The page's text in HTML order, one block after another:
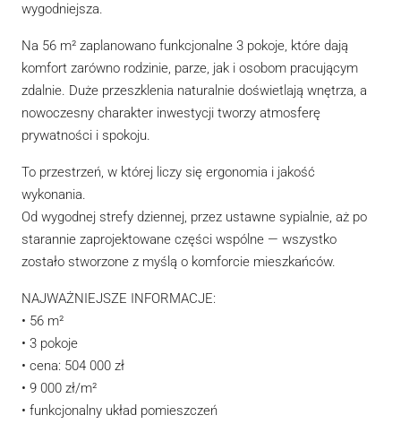
wygodniejsza.
Na 56 m² zaplanowano funkcjonalne 3 pokoje, które dają
komfort zarówno rodzinie, parze, jak i osobom pracującym
zdalnie. Duże przeszklenia naturalnie doświetlają wnętrza, a
nowoczesny charakter inwestycji tworzy atmosferę
prywatności i spokoju.
To przestrzeń, w której liczy się ergonomia i jakość
wykonania.
Od wygodnej strefy dziennej, przez ustawne sypialnie, aż po
starannie zaprojektowane części wspólne — wszystko
zostało stworzone z myślą o komforcie mieszkańców.
NAJWAŻNIEJSZE INFORMACJE:
• 56 m²
• 3 pokoje
• cena: 504 000 zł
• 9 000 zł/m²
• funkcjonalny układ pomieszczeń